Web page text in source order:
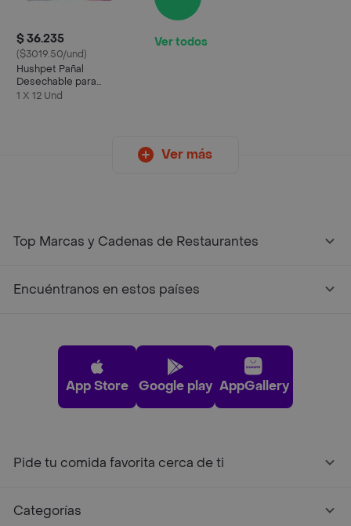
$ 36.235
($3019.50/und)
Hushpet Pañal
Desechable para
Perro Talla M
1 X 12 Und
Ver todos
Ver más
Top Marcas y Cadenas de Restaurantes
Encuéntranos en estos países
App Store Google play AppGallery
Pide tu comida favorita cerca de ti
Categorías